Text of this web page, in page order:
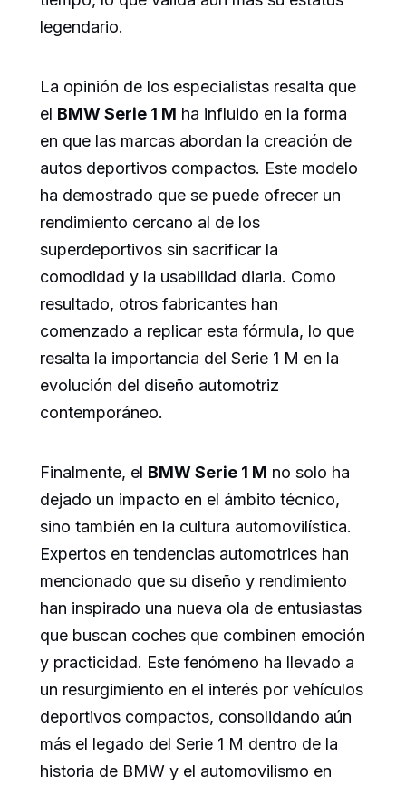
legendario.
La opinión de los especialistas resalta que
el BMW Serie 1 M ha influido en la forma
en que las marcas abordan la creación de
autos deportivos compactos. Este modelo
ha demostrado que se puede ofrecer un
rendimiento cercano al de los
superdeportivos sin sacrificar la
comodidad y la usabilidad diaria. Como
resultado, otros fabricantes han
comenzado a replicar esta fórmula, lo que
resalta la importancia del Serie 1 M en la
evolución del diseño automotriz
contemporáneo.
Finalmente, el BMW Serie 1 M no solo ha
dejado un impacto en el ámbito técnico,
sino también en la cultura automovilística.
Expertos en tendencias automotrices han
mencionado que su diseño y rendimiento
han inspirado una nueva ola de entusiastas
que buscan coches que combinen emoción
y practicidad. Este fenómeno ha llevado a
un resurgimiento en el interés por vehículos
deportivos compactos, consolidando aún
más el legado del Serie 1 M dentro de la
historia de BMW y el automovilismo en